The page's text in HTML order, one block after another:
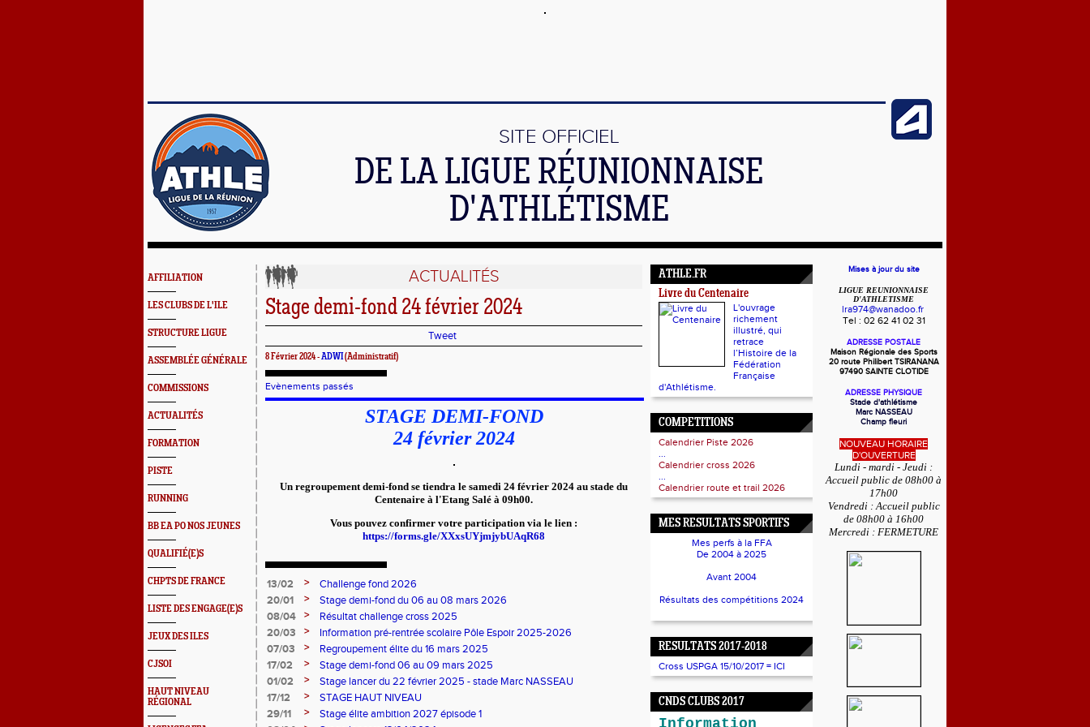
SITE OFFICIEL
DE LA LIGUE RÉUNIONNAISE
D'ATHLÉTISME
AFFILIATION
LES CLUBS DE L'ILE
STRUCTURE LIGUE
ASSEMBLÉE GÉNÉRALE
COMMISSIONS
ACTUALITÉS
FORMATION
PISTE
RUNNING
BB EA PO NOS JEUNES
QUALIFIÉ(E)S
CHPTS DE FRANCE
LISTE DES ENGAGE(E)S
JEUX DES ILES
CJSOI
HAUT NIVEAU
RÉGIONAL
ACTUALITÉS
Stage demi-fond 24 février 2024
Tweet
8 Février 2024 -ADWI(Administratif)
Evènements passés
STAGE DEMI-FOND
24 février 2024
Un regroupement demi-fond se tiendra le samedi 24 février 2024 au stade du
Centenaire à l'Etang Salé à 09h00.
Vous pouvez confirmer votre participation via le lien :
https://forms.gle/XXxsUYjmjybUAqR68
13/02 >
Challenge fond 2026
20/01
>
Stage demi-fond du 06 au 08 mars 2026
08/04
>
Résultat challenge cross 2025
20/03
>
Information pré-rentrée scolaire Pôle Espoir 2025-2026
07/03
>
Regroupement élite du 16 mars 2025
17/02
>
Stage demi-fond 06 au 09 mars 2025
01/02
>
Stage lancer du 22 février 2025 - stade Marc NASSEAU
17/12
>
STAGE HAUT NIVEAU
29/11
>
Stage élite ambition 2027 épisode 1
ATHLE.FR
Livre du Centenaire
L'ouvrage
richement
illustré, qui
retrace
l’Histoire de la
Fédération
Française
d'Athlétisme.
COMPETITIONS
Calendrier Piste 2026
...
Calendrier cross 2026
...
Calendrier route et trail 2026
MES RESULTATS SPORTIFS
Mes perfs à la FFA
De 2004 à 2025
Avant 2004
Résultats des compétitions 2024
RESULTATS 2017-2018
Cross USPGA 15/10/2017 = ICI
CNDS CLUBS 2017
Information
Mises à jour du site
LIGUE REUNIONNAISE
D'ATHLETISME
lra974@wanadoo.fr
Tel : 02 62 41 02 31
ADRESSE POSTALE
Maison Régionale des Sports
20 route Philibert TSIRANANA
97490 SAINTE CLOTIDE
ADRESSE PHYSIQUE
Stade d'athlétisme
Marc NASSEAU
Champ fleuri
NOUVEAU HORAIRE
D'OUVERTURE
Lundi - mardi - Jeudi :
Accueil public de 08h00 à
17h00
Vendredi : Accueil public
de 08h00 à 16h00
Mercredi : FERMETURE